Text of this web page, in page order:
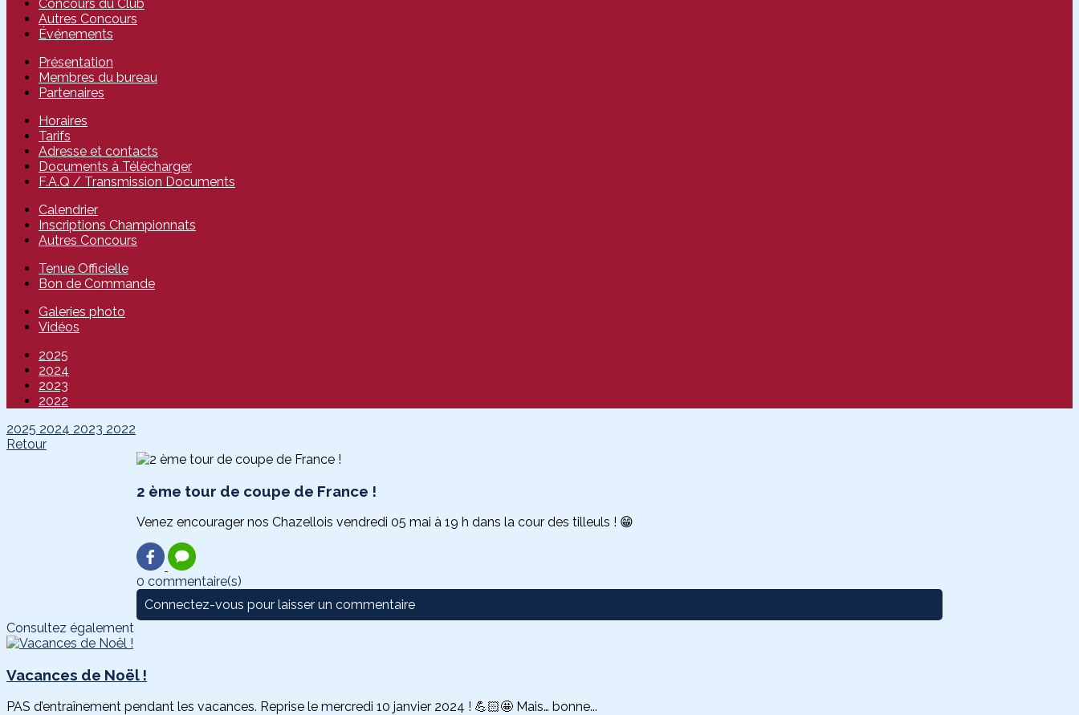
Concours du Club
Autres Concours
Événements
Présentation
Membres du bureau
Partenaires
Horaires
Tarifs
Adresse et contacts
Documents à Télécharger
F.A.Q / Transmission Documents
Calendrier
Inscriptions Championnats
Autres Concours
Tenue Officielle
Bon de Commande
Galeries photo
Vidéos
2025
2024
2023
2022
2025 2024 2023 2022
Retour
2 ème tour de coupe de France !
Venez encourager nos Chazellois vendredi 05 mai à 19 h dans la cour des tilleuls ! 😁
0 commentaire(s)
Connectez-vous pour laisser un commentaire
Consultez également
Vacances de Noël !
PAS d’entraînement pendant les vacances. Reprise le mercredi 10 janvier 2024 ! 💪🏻🤩 Mais… bonne...